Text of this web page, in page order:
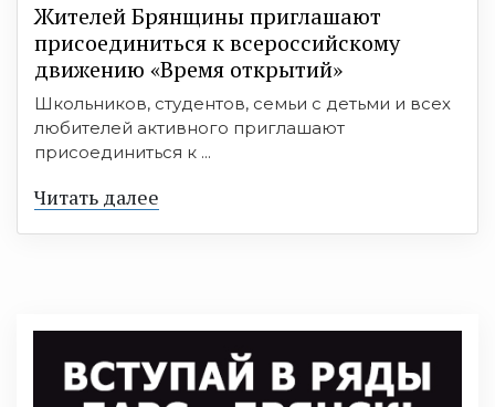
Жителей Брянщины приглашают
присоединиться к всероссийскому
движению «Время открытий»
Школьников, студентов, семьи с детьми и всех
любителей активного приглашают
присоединиться к ...
Читать далее